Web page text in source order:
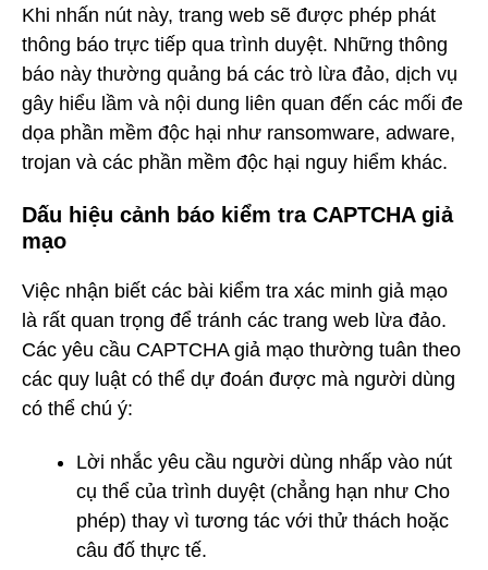
Khi nhấn nút này, trang web sẽ được phép phát
thông báo trực tiếp qua trình duyệt. Những thông
báo này thường quảng bá các trò lừa đảo, dịch vụ
gây hiểu lầm và nội dung liên quan đến các mối đe
dọa phần mềm độc hại như ransomware, adware,
trojan và các phần mềm độc hại nguy hiểm khác.
Dấu hiệu cảnh báo kiểm tra CAPTCHA giả
mạo
Việc nhận biết các bài kiểm tra xác minh giả mạo
là rất quan trọng để tránh các trang web lừa đảo.
Các yêu cầu CAPTCHA giả mạo thường tuân theo
các quy luật có thể dự đoán được mà người dùng
có thể chú ý:
Lời nhắc yêu cầu người dùng nhấp vào nút
cụ thể của trình duyệt (chẳng hạn như Cho
phép) thay vì tương tác với thử thách hoặc
câu đố thực tế.